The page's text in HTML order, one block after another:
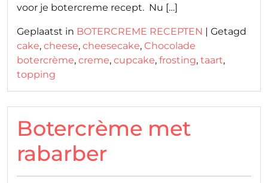
voor je botercreme recept. Nu […]
Geplaatst in BOTERCREME RECEPTEN | Getagd
cake, cheese, cheesecake, Chocolade
botercrème, creme, cupcake, frosting, taart,
topping
Botercrème met
rabarber